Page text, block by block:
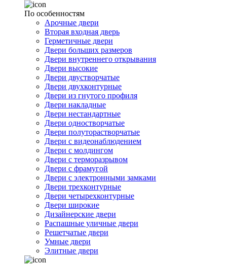
По особенностям
Арочные двери
Вторая входная дверь
Герметичные двери
Двери больших размеров
Двери внутреннего открывания
Двери высокие
Двери двустворчатые
Двери двухконтурные
Двери из гнутого профиля
Двери накладные
Двери нестандартные
Двери одностворчатые
Двери полуторастворчатые
Двери с видеонаблюдением
Двери с молдингом
Двери с терморазрывом
Двери с фрамугой
Двери с электронными замками
Двери трехконтурные
Двери четырехконтурные
Двери широкие
Дизайнерские двери
Распашные уличные двери
Решетчатые двери
Умные двери
Элитные двери